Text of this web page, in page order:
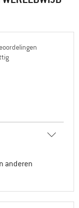
anderen